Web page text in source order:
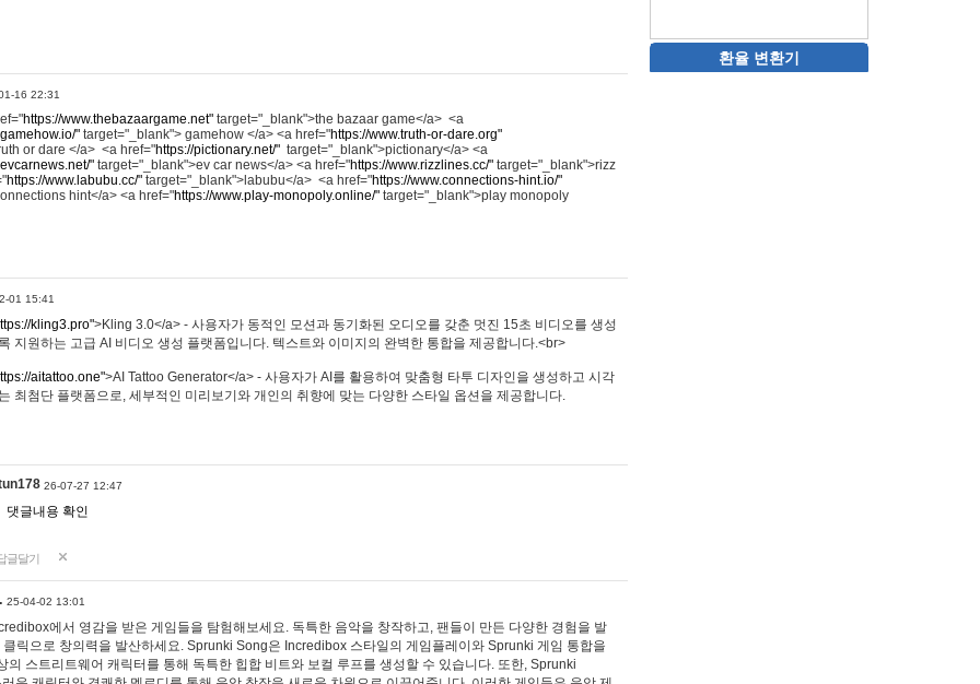
16 22:31
https://www.thebazaargame.net" target="_blank">the bazaar game</a> <a
" target="_blank"> gamehow </a> <a href="https://www.truth-or-dare.org"
or dare </a> <a href="https://pictionary.net/" target="_blank">pictionary</a> <a
" target="_blank">ev car news</a> <a href="https://www.rizzlines.cc/" target="_blank">rizz
https://www.labubu.cc/" target="_blank">labubu</a> <a href="https://www.connections-hint.io/"
hint</a> <a href="https://www.play-monopoly.online/" target="_blank">play monopoly
01 15:41
kling3.pro">Kling 3.0</a> - 사용자가 동적인 모션과 동기화된 오디오를 갖춘 멋진 15초 비디오를 생성
지원하는 고급 AI 비디오 생성 플랫폼입니다. 텍스트와 이미지의 완벽한 통합을 제공합니다.<br>
aitattoo.one">AI Tattoo Generator</a> - 사용자가 AI를 활용하여 맞춤형 타투 디자인을 생성하고 시각
최첨단 플랫폼으로, 세부적인 미리보기와 개인의 취향에 맞는 다양한 스타일 옵션을 제공합니다.
26-07-27 12:47
댓글내용 확인
글달기
25-04-02 13:01
에서 영감을 받은 게임들을 탐험해보세요. 독특한 음악을 창작하고, 팬들이 만든 다양한 경험을 발
클릭으로 창의력을 발산하세요. Sprunki Song은 Incredibox 스타일의 게임플레이와 Sprunki 게임 통합을
의 스트리트웨어 캐릭터를 통해 독특한 힙합 비트와 보컬 루프를 생성할 수 있습니다. 또한, Sprunki
환율 변환기